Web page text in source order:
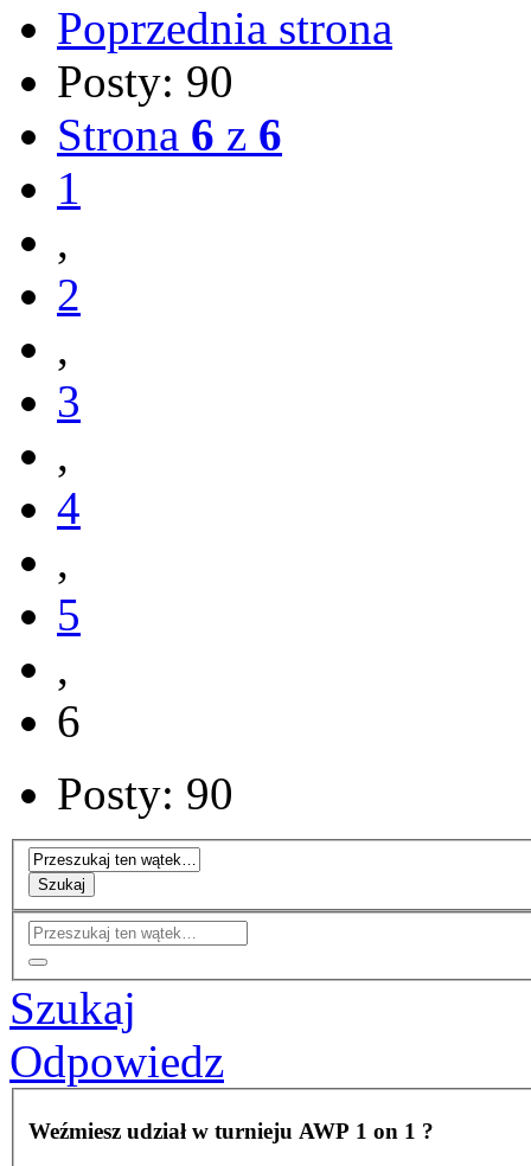
Poprzednia strona
Posty: 90
Strona 6 z 6
1
,
2
,
3
,
4
,
5
,
6
Posty: 90
Szukaj
Szukaj
Odpowiedz
Weźmiesz udział w turnieju AWP 1 on 1 ?